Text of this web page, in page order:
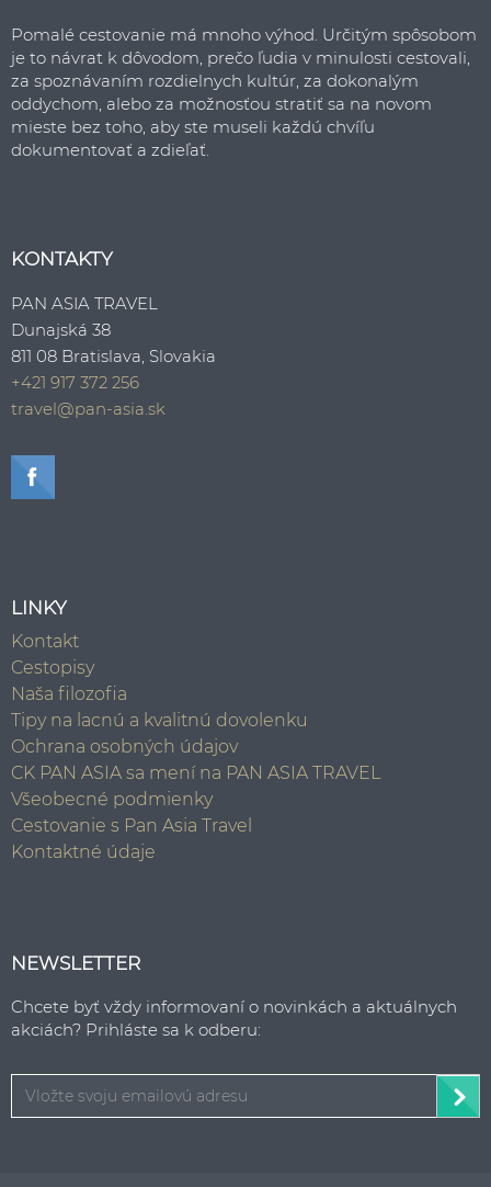
Pomalé cestovanie má mnoho výhod. Určitým spôsobom
je to návrat k dôvodom, prečo ľudia v minulosti cestovali,
za spoznávaním rozdielnych kultúr, za dokonalým
oddychom, alebo za možnosťou stratiť sa na novom
mieste bez toho, aby ste museli každú chvíľu
dokumentovať a zdieľať.
KONTAKTY
PAN ASIA TRAVEL
Dunajská 38
811 08 Bratislava, Slovakia
+421 917 372 256
travel@pan-asia.sk
LINKY
Kontakt
Cestopisy
Naša filozofia
Tipy na lacnú a kvalitnú dovolenku
Ochrana osobných údajov
CK PAN ASIA sa mení na PAN ASIA TRAVEL
Všeobecné podmienky
Cestovanie s Pan Asia Travel
Kontaktné údaje
NEWSLETTER
Chcete byť vždy informovaní o novinkách a aktuálnych
akciách? Prihláste sa k odberu: